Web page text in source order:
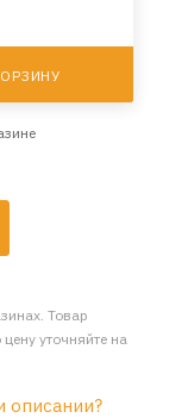
Товар
уточняйте на
описании?